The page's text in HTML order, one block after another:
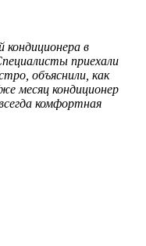
кондиционера в
приехали
объяснили, как
месяц кондиционер
комфортная